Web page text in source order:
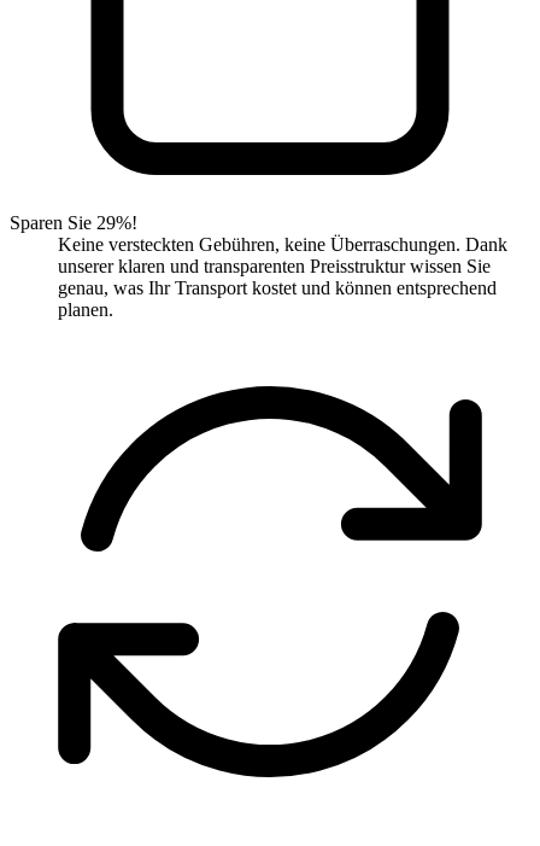
Sparen Sie 29%!
Keine versteckten Gebühren, keine Überraschungen. Dank
unserer klaren und transparenten Preisstruktur wissen Sie
genau, was Ihr Transport kostet und können entsprechend
planen.